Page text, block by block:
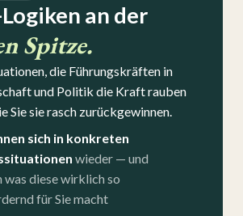
an der
Spitze.
die Führungskräften in
und Politik die Kraft rauben
Sie sie rasch zurückgewinnen.
sich in konkreten
wieder — und
was diese wirklich so
für Sie macht